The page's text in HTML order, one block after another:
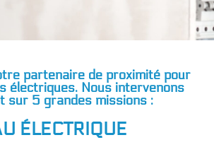
partenaire de proximité pour
électriques. Nous intervenons
sur 5 grandes missions :
ÉLECTRIQUE